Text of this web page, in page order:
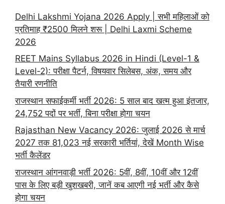
Delhi Lakshmi Yojana 2026 Apply | सभी महिलाओं को
प्रतिमाह ₹2500 मिलने शरू | Delhi Laxmi Scheme
2026
REET Mains Syllabus 2026 in Hindi (Level-1 &
Level-2): परीक्षा पैटर्न, विषयवार सिलेबस, अंक, समय और
तैयारी रणनीति
राजस्थान सफाईकर्मी भर्ती 2026: 5 साल बाद खत्म हुआ इंतजार,
24,752 पदों पर भर्ती, बिना परीक्षा होगा चयन
Rajasthan New Vacancy 2026: जुलाई 2026 से मार्च
2027 तक 81,023 नई सरकारी भर्तियां, देखें Month Wise
भर्ती कैलेंडर
राजस्थान आंगनवाड़ी भर्ती 2026: 5वीं, 8वीं, 10वीं और 12वीं
पास के लिए बड़ी खुशखबरी, जानें कब आएगी नई भर्ती और कैसे
होगा चयन